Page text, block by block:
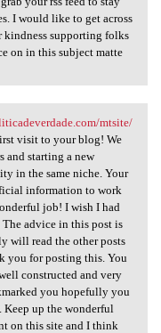
I would like to get across
supporting folks
on in this subject matte
mtsite/
visit to your blog! We
and starting a new
in the same niche. Your
information to work
job! I wish I had
advice in this post is
will read the other posts
you for posting this. You
constructed and very
you hopefully you
Keep up the wonderful
on this site and I think